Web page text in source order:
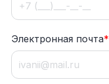
Электронная почта*